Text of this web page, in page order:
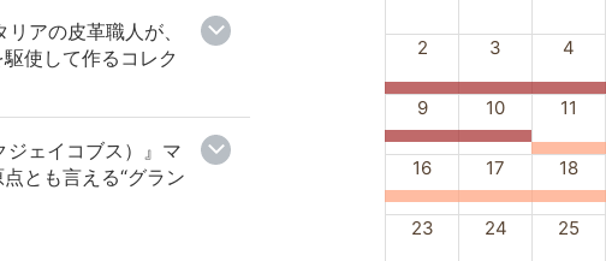
アの皮革職人が、
使して作るコレク
ジェイコブス）』マ
とも言える“グラン
2 3 4
9 10 11
16 17 18
23 24 25